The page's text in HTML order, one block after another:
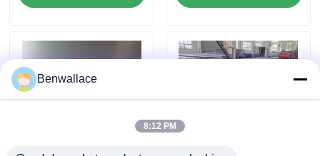
Neuigkeiten
Rechtssachen
Benwallace
8:12 PM